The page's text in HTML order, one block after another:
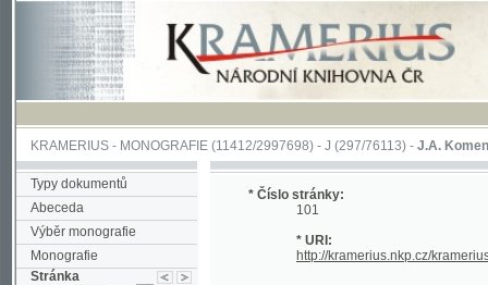
KRAMERIUS-MONOGRAFIE(11412/2997698) -J (297/76113)-J.A. Komenského
Typy dokumentů
Abeceda
Výběr monografie
Monografie
Stránka
/190
* Číslo stránky:
101
* URI:
http://kramerius.nkp.cz/kramerius/